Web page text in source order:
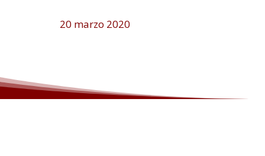
20 marzo 2020